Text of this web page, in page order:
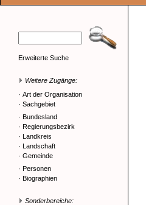
Erweiterte Suche
Weitere Zugänge:
· Art der Organisation
· Sachgebiet
· Bundesland
· Regierungsbezirk
· Landkreis
· Landschaft
· Gemeinde
· Personen
· Biographien
Sonderbereiche: